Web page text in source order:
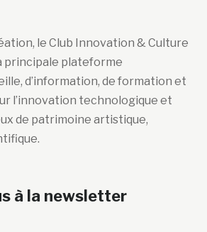
le Club Innovation & Culture
principale plateforme
d’information, de formation et
l’innovation technologique et
de patrimoine artistique,
à la newsletter